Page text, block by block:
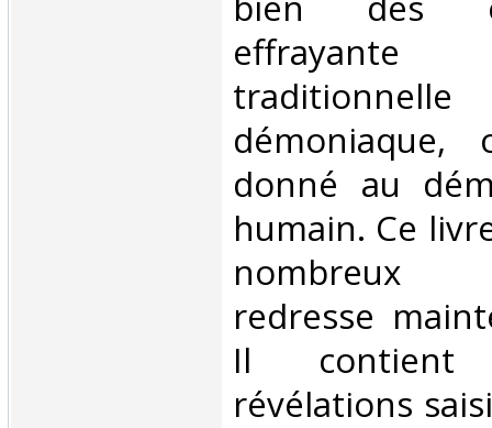
donné au
humain. Ce
nombreux
redresse
Il contient
révélations